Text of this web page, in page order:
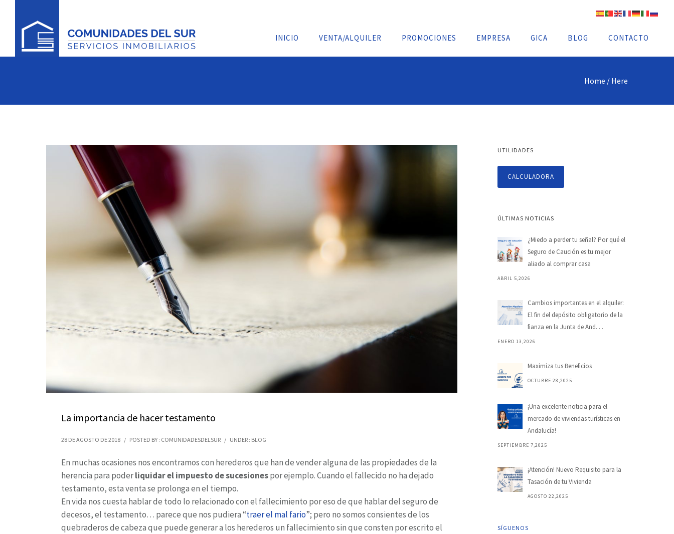
INICIO VENTA/ALQUILER PROMOCIONES EMPRESA GICA BLOG CONTACTO
Home / Here
La importancia de hacer testamento
28 DE AGOSTO DE 2018 / POSTED BY : COMUNIDADESDELSUR / UNDER : BLOG
En muchas ocasiones nos encontramos con herederos que han de vender alguna de las propiedades de la
herencia para poderliquidar el impuesto de sucesionespor ejemplo. Cuando el fallecido no ha dejado
testamento, esta venta se prolonga en el tiempo.
En vida nos cuesta hablar de todo lo relacionado con el fallecimiento por eso de que hablar del seguro de
decesos, el testamento… parece que nos pudiera “traer el mal fario”; pero no somos consientes de los
quebraderos de cabeza que puede generar a los herederos un fallecimiento sin que consten por escrito el
UTILIDADES
CALCULADORA
ÚLTIMAS NOTICIAS
¿Miedo a perder tu señal? Por qué el
Seguro de Caución es tu mejor
aliado al comprar casa
ABRIL 5,2026
Cambios importantes en el alquiler:
El fin del depósito obligatorio de la
fianza en la Junta de And. . .
ENERO 13,2026
Maximiza tus Beneficios
OCTUBRE 28,2025
¡Una excelente noticia para el
mercado de viviendas turísticas en
Andalucía!
SEPTIEMBRE 7,2025
¡Atención! Nuevo Requisito para la
Tasación de tu Vivienda
AGOSTO 22,2025
SÍGUENOS